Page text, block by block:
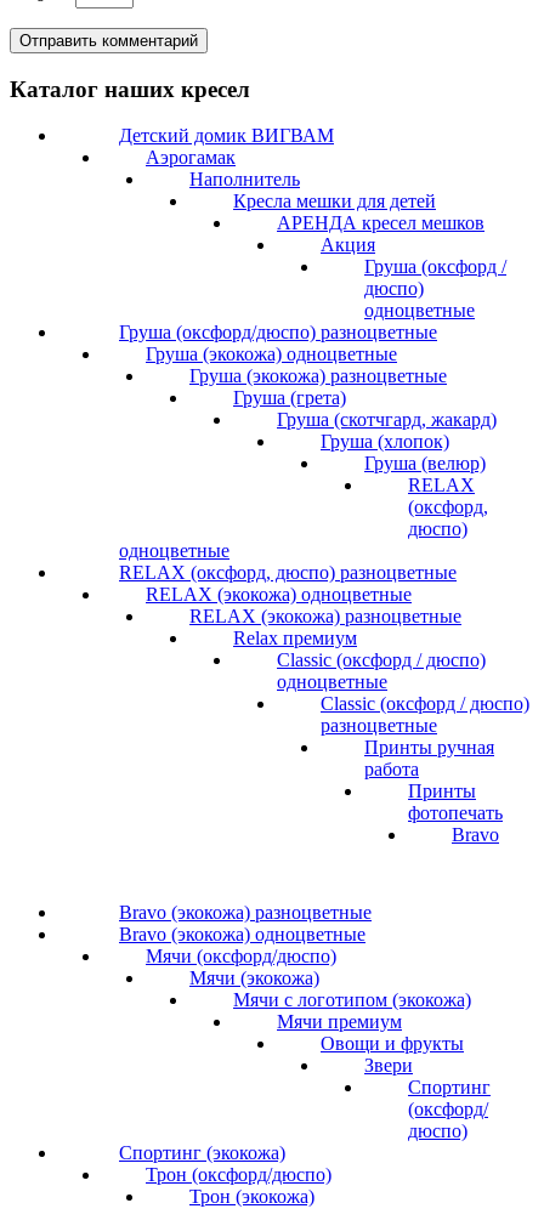
Каталог наших кресел
Детский домик ВИГВАМ
Аэрогамак
Наполнитель
Кресла мешки для детей
АРЕНДА кресел мешков
Акция
Груша (оксфорд /
дюспо)
одноцветные
Груша (оксфорд/дюспо) разноцветные
Груша (экокожа) одноцветные
Груша (экокожа) разноцветные
Груша (грета)
Груша (скотчгард, жакард)
Груша (хлопок)
Груша (велюр)
RELAX
(оксфорд,
дюспо)
одноцветные
RELAX (оксфорд, дюспо) разноцветные
RELAX (экокожа) одноцветные
RELAX (экокожа) разноцветные
Relax премиум
Classic (оксфорд / дюспо)
одноцветные
Classic (оксфорд / дюспо)
разноцветные
Принты ручная
работа
Принты
фотопечать
Bravo
Bravo (экокожа) разноцветные
Bravo (экокожа) одноцветные
Мячи (оксфорд/дюспо)
Мячи (экокожа)
Мячи с логотипом (экокожа)
Мячи премиум
Овощи и фрукты
Звери
Спортинг
(оксфорд/
дюспо)
Спортинг (экокожа)
Трон (оксфорд/дюспо)
Трон (экокожа)